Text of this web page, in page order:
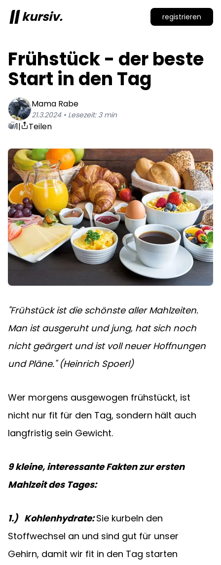
kursiv. registrieren
Frühstück - der beste
Start in den Tag
Mama Rabe
21.3.2024• Lesezeit: 3min
1| Teilen
"Frühstück ist die schönste aller Mahlzeiten.
Man ist ausgeruht und jung, hat sich noch
nicht geärgert und ist voll neuer Hoffnungen
und Pläne." (Heinrich Spoerl)
Wer morgens ausgewogen frühstückt, ist
nicht nur fit für den Tag, sondern hält auch
langfristig sein Gewicht.
9 kleine, interessante Fakten zur ersten
Mahlzeit des Tages:
1.) Kohlenhydrate: Sie kurbeln den
Stoffwechsel an und sind gut für unser
Gehirn, damit wir fit in den Tag starten